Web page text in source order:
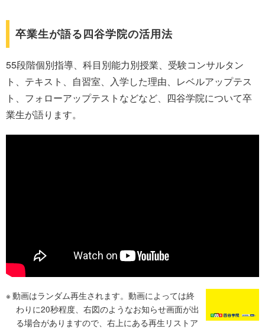
卒業生が語る四谷学院の活用法
55段階個別指導、科目別能力別授業、受験コンサルタン
ト、テキスト、自習室、入学した理由、レベルアップテス
ト、フォローアップテストなどなど、四谷学院について卒
業生が語ります。
動画はランダム再生されます。動画によっては終
わりに20秒程度、右図のようなお知らせ画面が出
る場合がありますので、右上にある再生リストア